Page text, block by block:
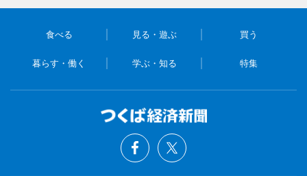
食べる 見る・遊ぶ 買う
暮らす・働く 学ぶ・知る 特集